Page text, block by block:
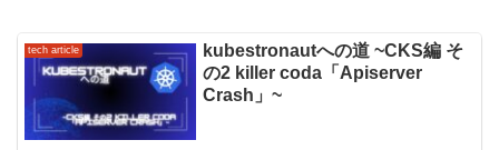
tech article
kubestronautへの道 ~CKS編 そ
の2 killer coda「Apiserver
Crash」~